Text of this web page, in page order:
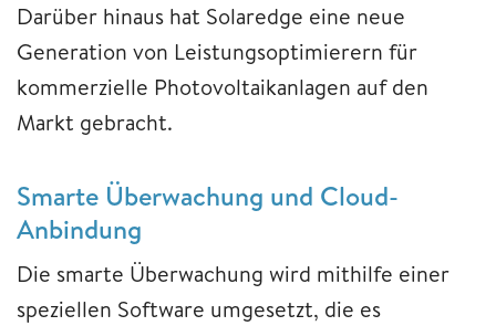
Darüber hinaus hat Solaredge eine neue
Generation von Leistungsoptimierern für
kommerzielle Photovoltaikanlagen auf den
Markt gebracht.
Smarte Überwachung und Cloud-
Anbindung
Die smarte Überwachung wird mithilfe einer
speziellen Software umgesetzt, die es